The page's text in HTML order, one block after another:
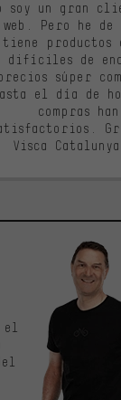
soy un gran
web. Pero he
tiene productos
difíciles de
súper
el día de
compras
Visca